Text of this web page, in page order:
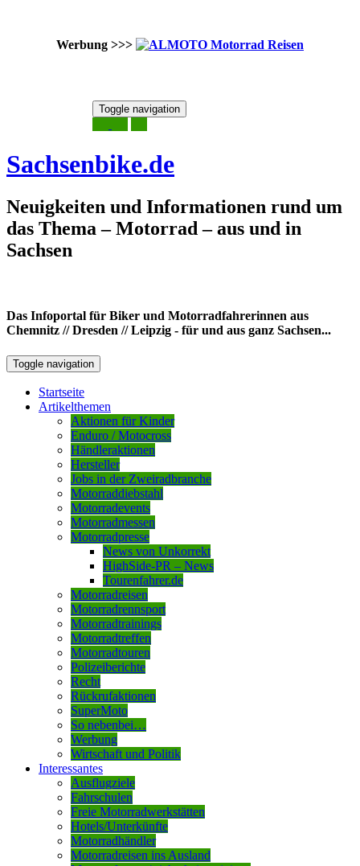
Werbung >>>
Toggle navigation
Sachsenbike.de
Neuigkeiten und Informationen rund um
das Thema – Motorrad – aus und in
Sachsen
Das Infoportal für Biker und Motorradfahrerinnen aus
Chemnitz // Dresden // Leipzig - für und aus ganz Sachsen...
Toggle navigation
Startseite
Artikelthemen
Aktionen für Kinder
Enduro / Motocross
Händleraktionen
Hersteller
Jobs in der Zweiradbranche
Motorraddiebstahl
Motorradevents
Motorradmessen
Motorradpresse
News von Unkorrekt
HighSide-PR – News
Tourenfahrer.de
Motorradreisen
Motorradrennsport
Motorradtrainings
Motorradtreffen
Motorradtouren
Polizeiberichte
Recht
Rückrufaktionen
SuperMoto
So nebenbei…
Werbung
Wirtschaft und Politik
Interessantes
Ausflugziele
Fahrschulen
Freie Motorradwerkstätten
Hotels/Unterkünfte
Motorradhändler
Motorradreisen ins Ausland